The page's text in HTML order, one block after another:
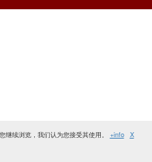
续浏览，我们认为您接受其使用。 +info X